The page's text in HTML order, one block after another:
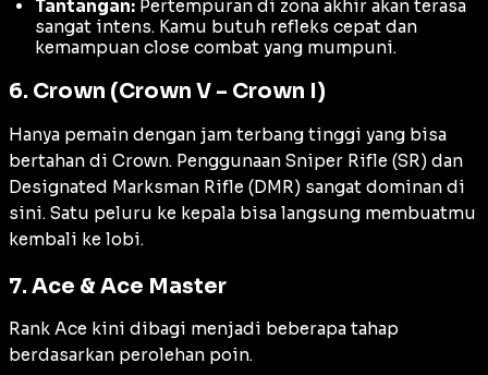
Tantangan: Pertempuran di zona akhir akan terasa
sangat intens. Kamu butuh refleks cepat dan
kemampuan close combat yang mumpuni.
6. Crown (Crown V – Crown I)
Hanya pemain dengan jam terbang tinggi yang bisa
bertahan di Crown. Penggunaan Sniper Rifle (SR) dan
Designated Marksman Rifle (DMR) sangat dominan di
sini. Satu peluru ke kepala bisa langsung membuatmu
kembali ke lobi.
7. Ace & Ace Master
Rank Ace kini dibagi menjadi beberapa tahap
berdasarkan perolehan poin.